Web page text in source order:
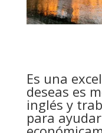
Es una
deseas es
inglés y
para